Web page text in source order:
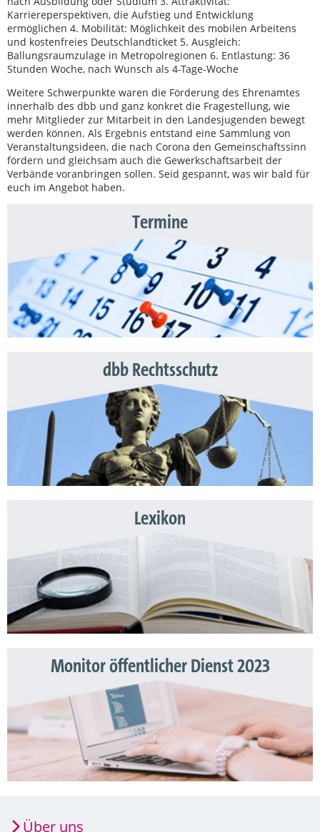
Karriereperspektiven, die Aufstieg und Entwicklung
ermöglichen 4. Mobilität: Möglichkeit des mobilen Arbeitens
und kostenfreies Deutschlandticket 5. Ausgleich:
Ballungsraumzulage in Metropolregionen 6. Entlastung: 36
Stunden Woche, nach Wunsch als 4-Tage-Woche
Weitere Schwerpunkte waren die Förderung des Ehrenamtes
innerhalb des dbb und ganz konkret die Fragestellung, wie
mehr Mitglieder zur Mitarbeit in den Landesjugenden bewegt
werden können. Als Ergebnis entstand eine Sammlung von
Veranstaltungsideen, die nach Corona den Gemeinschaftssinn
fördern und gleichsam auch die Gewerkschaftsarbeit der
Verbände voranbringen sollen. Seid gespannt, was wir bald für
euch im Angebot haben.
Termine
dbb Rechtsschutz
Lexikon
Monitor öffentlicher Dienst 2023
Über uns